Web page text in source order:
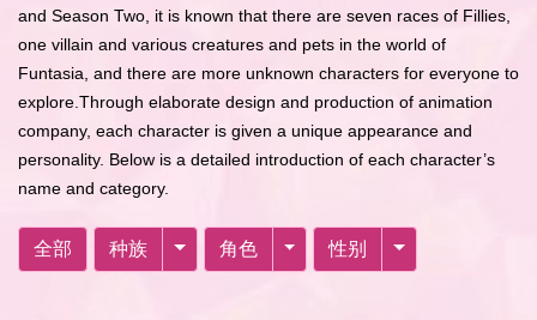
and Season Two, it is known that there are seven races of Fillies,
one villain and various creatures and pets in the world of
Funtasia, and there are more unknown characters for everyone to
explore.Through elaborate design and production of animation
company, each character is given a unique appearance and
personality. Below is a detailed introduction of each character’s
name and category.
全部 种族 角色 性别